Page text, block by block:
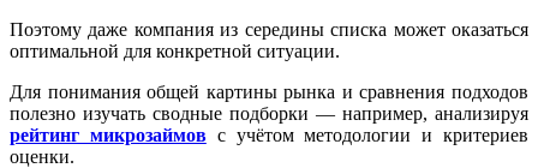
Поэтому даже компания из середины списка может оказаться
оптимальной для конкретной ситуации.
Для понимания общей картины рынка и сравнения подходов
полезно изучать сводные подборки — например, анализируя
рейтинг микрозаймовс учётом методологии и критериев
оценки.